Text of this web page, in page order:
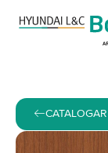
CATALOGAR